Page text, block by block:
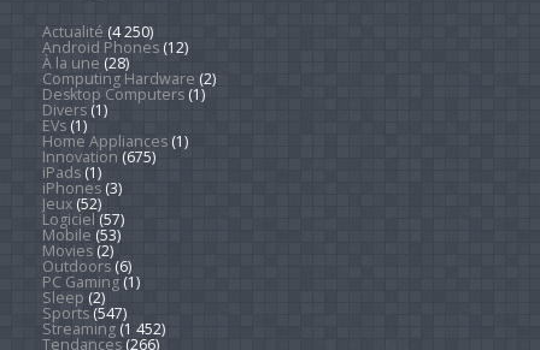
Actualité (4 250)
Android Phones(12)
À la une (28)
Computing Hardware (2)
Desktop Computers(1)
Divers(1)
EVs(1)
Home Appliances(1)
Innovation (675)
iPads(1)
iPhones(3)
Jeux(52)
Logiciel (57)
Mobile (53)
Movies(2)
Outdoors(6)
PC Gaming(1)
Sleep (2)
Sports(547)
Streaming(1 452)
Tendances(266)